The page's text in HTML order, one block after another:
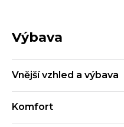
Výbava
Vnější vzhled a výbava
Komfort